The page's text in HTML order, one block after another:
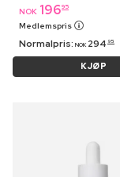
NOK 19695
Medlemspris
Normalpris: NOK 294 95
KJØP